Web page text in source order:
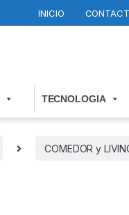
INICIO
TECNOLOGIA
COMEDOR y